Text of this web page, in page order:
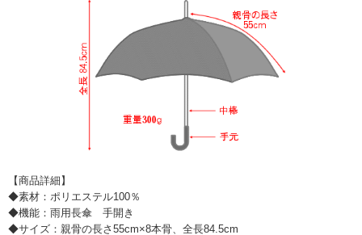
【商品詳細】
◆素材：ポリエステル100％
◆機能：雨用長傘 手開き
◆サイズ：親骨の長さ55cm×8本骨、全長84.5cm